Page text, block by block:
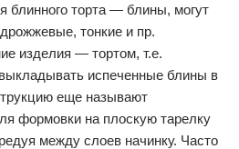
блинного торта — блины, могут
тонкие и пр.
изделия — тортом, т.е.
испеченные блины в
еще называют
формовки на плоскую тарелку
между слоев начинку. Часто